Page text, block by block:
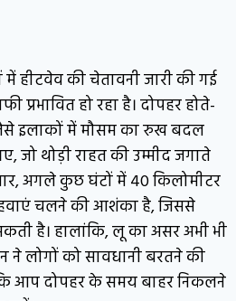
हीटवेव की चेतावनी जारी की गई
हो रहा है। दोपहर होते-
इलाकों में मौसम का रुख बदल
थोड़ी राहत की उम्मीद जगाते
अगले कुछ घंटों में 40 किलोमीटर
हवाएं चलने की आशंका है, जिससे
है। हालांकि, लू का असर अभी भी
ने लोगों को सावधानी बरतने की
आप दोपहर के समय बाहर निकलने